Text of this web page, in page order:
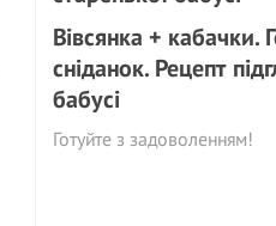
Вівсянка + кабачки.
сніданок. Рецепт
бабусі
Готуйте з задоволенням!